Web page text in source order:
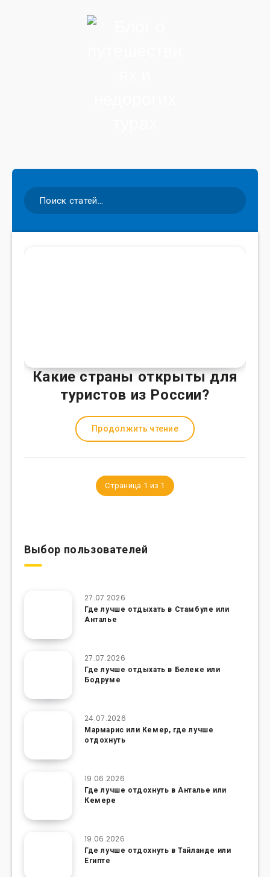
Какие страны открыты для
туристов из России?
Продолжить чтение
Страница 1 из 1
Выбор пользователей
27.07.2026
Где лучше отдыхать в Стамбуле или
Анталье
27.07.2026
Где лучше отдыхать в Белеке или
Бодруме
24.07.2026
Мармарис или Кемер, где лучше
отдохнуть
19.06.2026
Где лучше отдохнуть в Анталье или
Кемере
19.06.2026
Где лучше отдохнуть в Тайланде или
Египте